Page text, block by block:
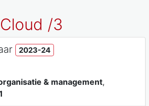
/3
2023-24
& management,